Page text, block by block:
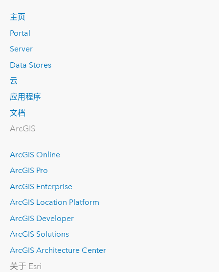
主页
Portal
Server
Data Stores
云
应用程序
文档
ArcGIS
ArcGIS Online
ArcGIS Pro
ArcGIS Enterprise
ArcGIS Location Platform
ArcGIS Developer
ArcGIS Solutions
ArcGIS Architecture Center
关于 Esri